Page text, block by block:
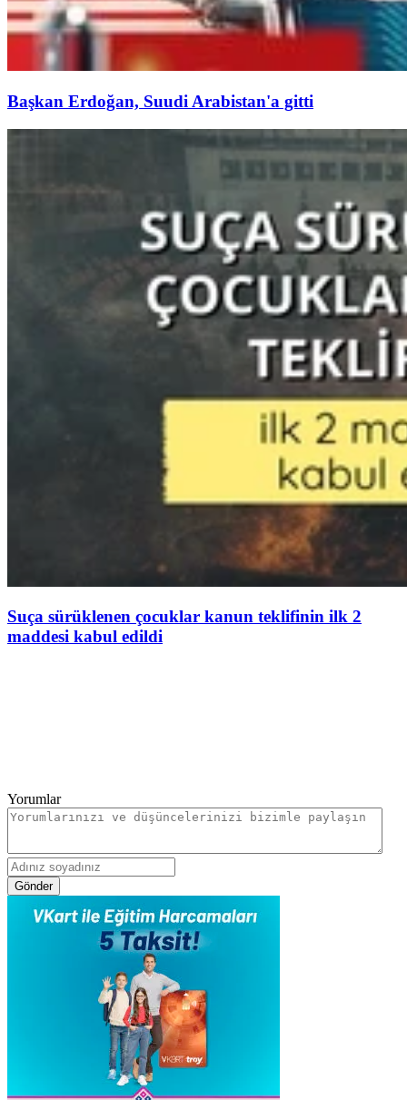
Başkan Erdoğan, Suudi Arabistan'a gitti
Suça sürüklenen çocuklar kanun teklifinin ilk 2
maddesi kabul edildi
Yorumlar
Gönder